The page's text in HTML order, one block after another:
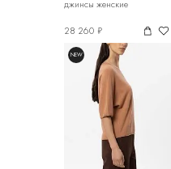
джинсы женские
28 260 ₽
NEW